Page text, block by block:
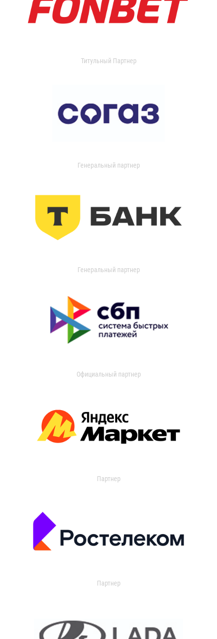
Титульный Партнер
Генеральный партнер
Генеральный партнер
Официальный партнер
Партнер
Партнер